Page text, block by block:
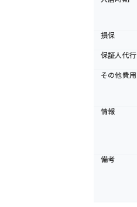
損保
保証人代行
その他費用
情報
備考